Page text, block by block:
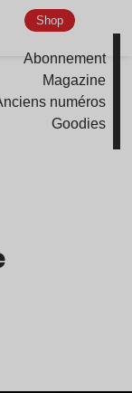
Shop
Abonnement
Magazine
numéros
Goodies